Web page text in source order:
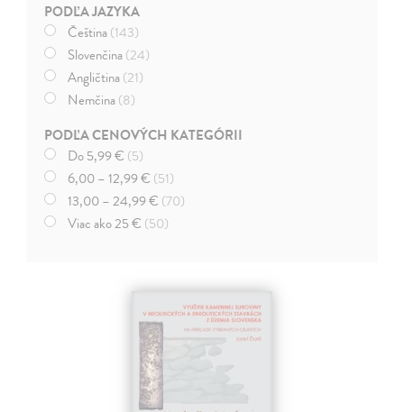
PODĽA JAZYKA
Čeština(143)
Slovenčina(24)
Angličtina(21)
Nemčina(8)
PODĽA CENOVÝCH KATEGÓRII
Do 5,99 € (5)
6,00 – 12,99 € (51)
13,00 – 24,99 € (70)
Viac ako 25 € (50)